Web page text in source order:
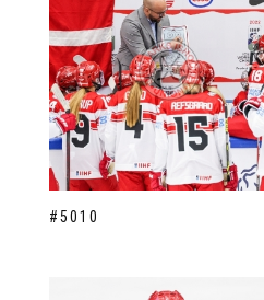
#5010